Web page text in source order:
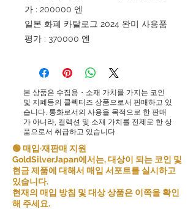
가 : 200000 엔
일본 화폐 카탈로그 2024 완미 사용품
평가 : 370000 엔
본 상품은 수집용・소재 가치를 가지는 코인
및 지폐등의 콜렉터즈 상품으로서 판매하고 있
습니다. 통화로서의 사용을 목적으로 한 판매
가 아니라, 컬렉션 및 소재 가치를 전제로 한 상
품으로서 취급하고 있습니다
🟢 매입·재판매 지원
GoldSilverJapan에서는, 대상이 되는 코인 및
현금 제품에 대해서 매입 서포트를 실시하고
있습니다.
현재의 매입 방침 및 대상 상품은 이쪽을 확인
해 주세요.